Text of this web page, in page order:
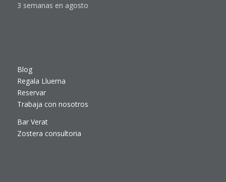
3 semanas en agosto
Blog
Regala Lluerna
Reservar
Trabaja con nosotros
Bar Verat
Zostera consultoria